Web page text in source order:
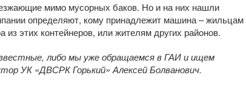
мимо мусорных баков. Но и на них нашли
определяют, кому принадлежит машина – жильцам
этих контейнеров, или жителям других районов.
либо мы уже обращаемся в ГАИ и ищем
УК «ДВСРК Горький» Алексей Болванович.